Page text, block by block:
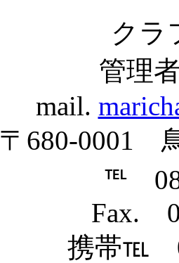
クラ
管理
mail.
〒680-0001
℡
Fax.
携帯℡